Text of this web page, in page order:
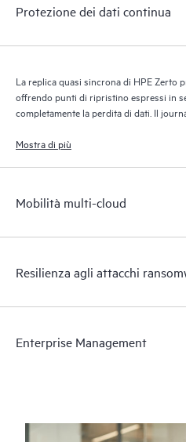
Protezione dei dati continua
La replica quasi sincrona di HPE Zerto
offrendo punti di ripristino espressi in
completamente la perdita di dati. Il
un ripristino granulare e flessibile.
Mostra di più
Mobilità multi-cloud
Resilienza agli attacchi
Enterprise Management